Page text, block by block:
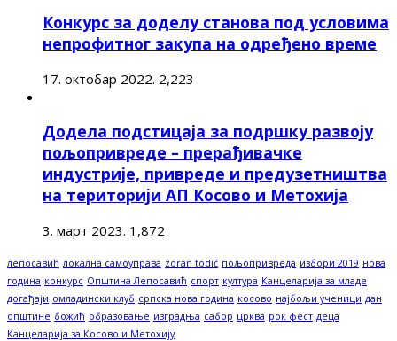
Конкурс за доделу станова под условима
непрофитног закупа на одређено време
17. октобар 2022. 2,223
Додела подстицаја за подршку развоју
пољопривреде – прерађивачке
индустрије, привреде и предузетништва
на територији АП Косово и Метохија
3. март 2023. 1,872
лепосавић локална самоуправа zoran todić пољопривреда избори 2019 нова
година конкурс Општина Лепосавић спорт култура Канцеларија за младе
догађаји омладински клуб српска нова година косово најбољи ученици дан
општине божић образовање изградња сабор црква рок фест деца
Канцеларија за Косово и Метохију